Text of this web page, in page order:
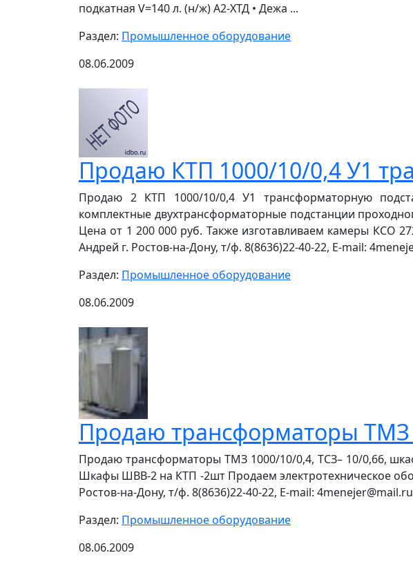
подкатная V=140 л. (н/ж) А2-ХТД • Дежа ...
Раздел: Промышленное оборудование
08.06.2009
Продаю КТП 1000/10/0,4 У1
Продаю 2 КТП 1000/10/0,4 У1 трансформаторную
комплектные двухтрансформаторные подстанции
Цена от 1 200 000 руб. Также изготавливаем камеры КСО
Андрей г. Ростов-на-Дону, т/ф. 8(8636)22-40-22, E-mail:
Раздел: Промышленное оборудование
08.06.2009
Продаю трансформаторы
Продаю трансформаторы ТМЗ 1000/10/0,4, ТСЗ– 10/0,66,
Шкафы ШВВ-2 на КТП -2шт Продаем электротехническое
Ростов-на-Дону, т/ф. 8(8636)22-40-22, E-mail:
Раздел: Промышленное оборудование
08.06.2009